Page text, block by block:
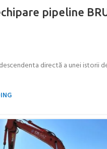
pipeline
descendenta directă a unei istorii